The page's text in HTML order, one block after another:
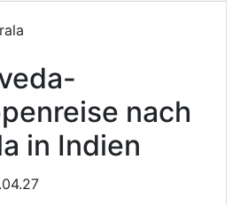
nach
in Indien